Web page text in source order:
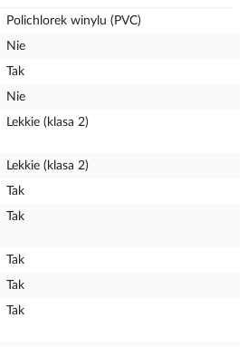
Polichlorek winylu (PVC)
Nie
Tak
Nie
Lekkie (klasa 2)
Lekkie (klasa 2)
Tak
Tak
Tak
Tak
Tak